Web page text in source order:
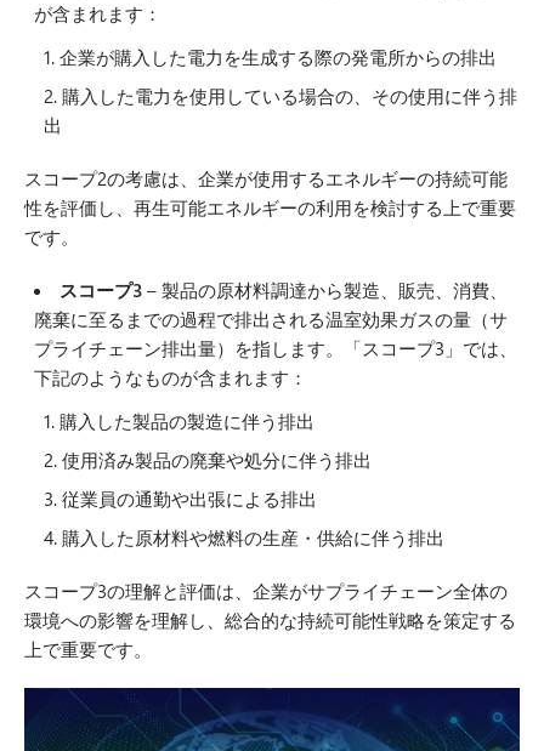
が含まれます：
企業が購入した電力を生成する際の発電所からの排出
購入した電力を使用している場合の、その使用に伴う排
出
スコープ2の考慮は、企業が使用するエネルギーの持続可能
性を評価し、再生可能エネルギーの利用を検討する上で重要
です。
スコープ3 – 製品の原材料調達から製造、販売、消費、
廃棄に至るまでの過程で排出される温室効果ガスの量（サ
プライチェーン排出量）を指します。「スコープ3」では、
下記のようなものが含まれます：
購入した製品の製造に伴う排出
使用済み製品の廃棄や処分に伴う排出
従業員の通勤や出張による排出
購入した原材料や燃料の生産・供給に伴う排出
スコープ3の理解と評価は、企業がサプライチェーン全体の
環境への影響を理解し、総合的な持続可能性戦略を策定する
上で重要です。